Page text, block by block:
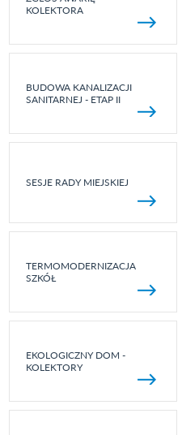
KOLEKTORA
BUDOWA KANALIZACJI
SANITARNEJ - ETAP II
SESJE RADY MIEJSKIEJ
TERMOMODERNIZACJA
SZKÓŁ
EKOLOGICZNY DOM -
KOLEKTORY